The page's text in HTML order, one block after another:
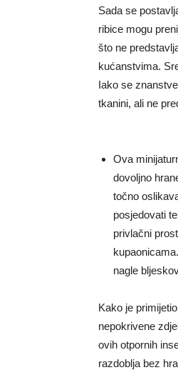
Sada se
ribice mogu
što ne
kućanstvima.
Iako se
tkanini, ali ne
Ova
dovoljno
točno
posjedovati
privlačni
nagle
Kako je
nepokrivene
ovih otpornih
razdoblja bez